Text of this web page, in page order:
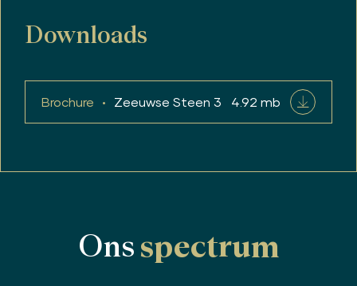
Downloads
Brochure Zeeuwse Steen 3 4.92 mb
Ons spectrum